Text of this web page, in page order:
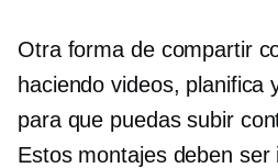
Otra forma de compartir
haciendo videos, planifica
para que puedas subir
Estos montajes deben